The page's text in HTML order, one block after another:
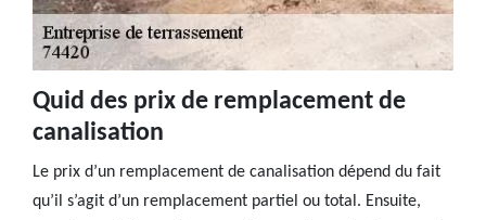
Quid des prix de remplacement de
canalisation
Le prix d’un remplacement de canalisation dépend du fait
qu’il s’agit d’un remplacement partiel ou total. Ensuite,